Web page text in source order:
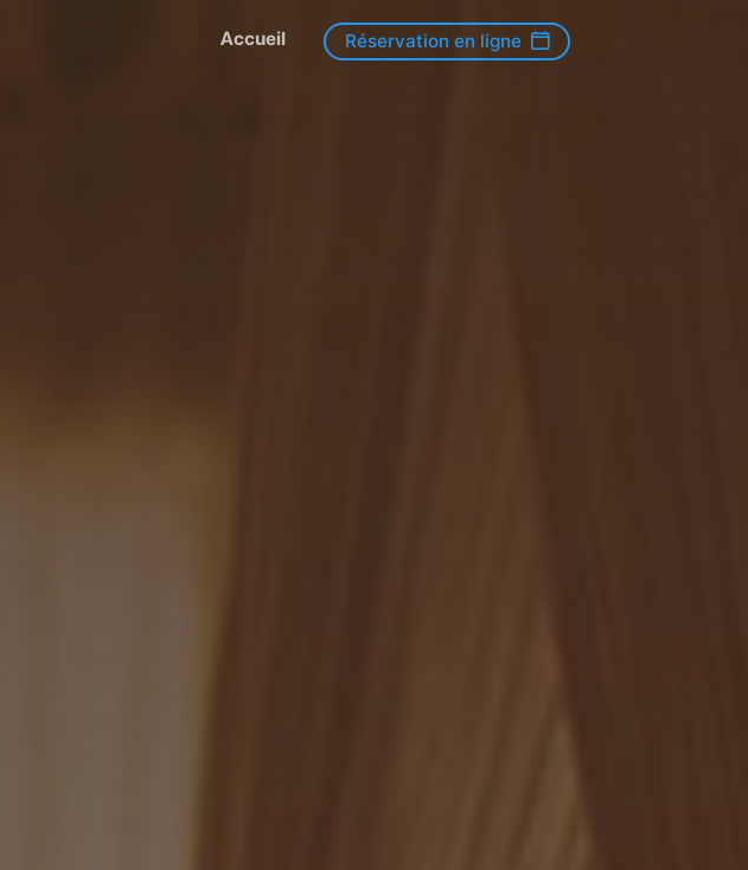
Accueil Réservation en ligne